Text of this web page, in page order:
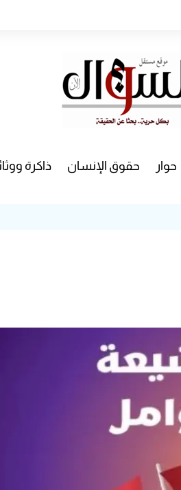
حوار حقوق الإنسان ذاكرة